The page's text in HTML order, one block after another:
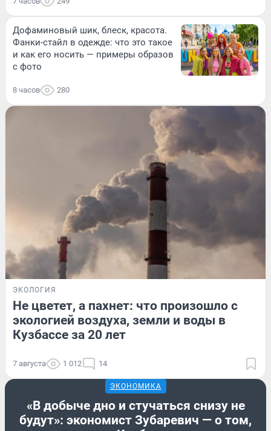
Дофаминовый шик, блеск, красота.
Фанки-стайл в одежде: что это такое
и как его носить — примеры образов
с фото
8 часов 280
ЭКОЛОГИЯ
Не цветет, а пахнет: что произошло с
экологией воздуха, земли и воды в
Кузбассе за 20 лет
7 августа 1 012 14
ЭКОНОМИКА
«В добыче дно и стучаться снизу не
будут»: экономист Зубаревич — о том,